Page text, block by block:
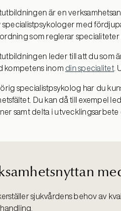
är en
specialistpsykologer med
som reglerar specialiteter
leder tillatt dusom
kompetens inom din specialitet.
specialistpsykolog har du
. Du kan då till exempel
samt delta i
sjukvårdens behov av